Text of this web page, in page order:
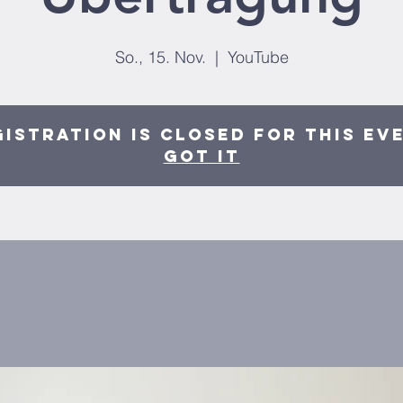
So., 15. Nov.
  |
YouTube
is closed for this
Got It